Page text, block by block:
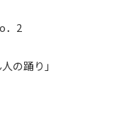
．2
の踊り」